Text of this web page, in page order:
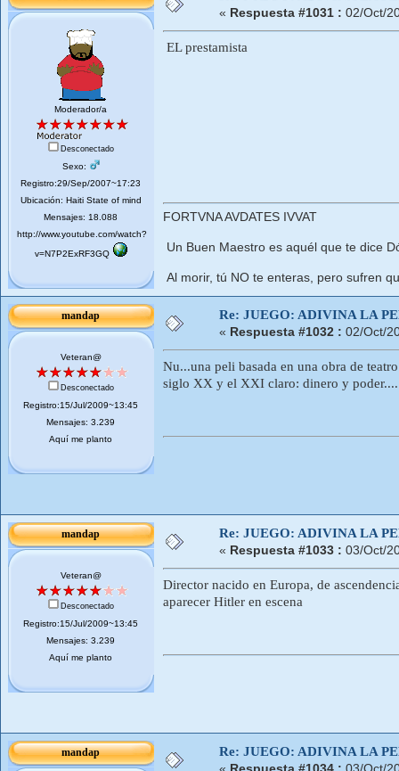
Moderador/a
Desconectado
Sexo:
Registro:29/Sep/2007~17:23
Ubicación: Haiti State of mind
Mensajes: 18.088
http://www.youtube.com/watch?
v=N7P2ExRF3GQ
« Respuesta #1031 : 02/Oct/
EL prestamista
FORTVNA AVDATES IVVAT
Un Buen Maestro es aquél que te dice
Al morir, tú NO te enteras, pero sufren
mandap
Veteran@
Desconectado
Registro:15/Jul/2009~13:45
Mensajes: 3.239
Aquí me planto
Re: JUEGO: ADIVINA LA
« Respuesta #1032 : 02/Oct/
Nu...una peli basada en una obra de
siglo XX y el XXI claro: dinero y poder....
mandap
Veteran@
Desconectado
Registro:15/Jul/2009~13:45
Mensajes: 3.239
Aquí me planto
Re: JUEGO: ADIVINA LA
« Respuesta #1033 : 03/Oct/
Director nacido en Europa, de
aparecer Hitler en escena
mandap Re: JUEGO: ADIVINA LA